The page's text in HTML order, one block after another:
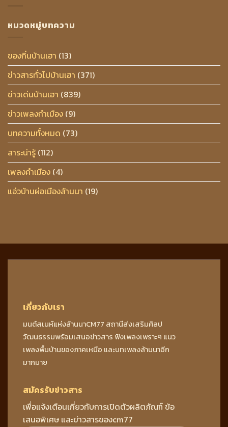
หมวดหมู่บทความ
ของกิ๋นบ้านเฮา (13)
ข่าวสารทั่วไปบ้านเฮา (371)
ข่าวเด่นบ้านเฮา (839)
ข่าวเพลงกำเมือง (9)
บทความทั้งหมด (73)
สาระน่ารู้ (112)
เพลงคำเมือง (4)
แอ่วบ้านผ่อเมืองล้านนา (19)
เกี่ยวกับเรา
มนต์สเนห์แห่งล้านนาCM77 สถานีส่งเสริมศิลป
วัฒนธรรมพร้อมเสนอข่าวสาร ฟังเพลงเพราะๆ แนว
เพลงพื้นบ้านของภาคเหนือ และบทเพลงล้านนาอีก
มากมาย
สมัครรับข่าวสาร
เพื่อแจ้งเตือนเกี่ยวกับการเปิดตัวผลิตภัณฑ์ ข้อ
เสนอพิเศษ และข่าวสารของcm77